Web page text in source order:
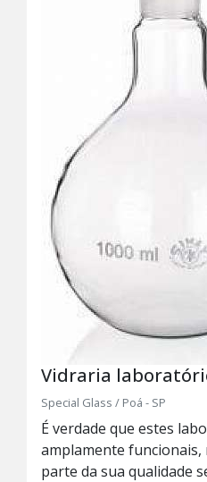
Vidraria
Special Glass / Poá - SP
É verdade que estes
amplamente
parte da sua qualidade